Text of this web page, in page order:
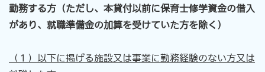
勤務する方（ただし、本貸付以前に保育士修学資金の借入
があり、就職準備金の加算を受けていた方を除く）
（１） 以下に掲げる施設又は事業に勤務経験のない方又は